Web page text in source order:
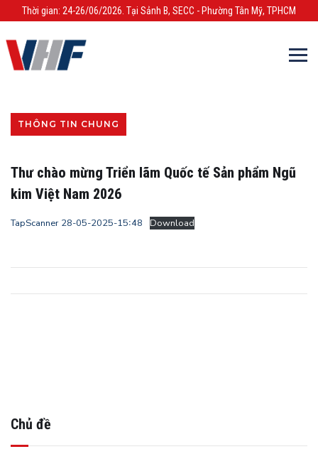
Thời gian: 24-26/06/2026. Tại Sảnh B, SECC - Phường Tân Mỹ, TPHCM
THÔNG TIN CHUNG
Thư chào mừng Triển lãm Quốc tế Sản phẩm Ngũ
kim Việt Nam 2026
TapScanner 28-05-2025-15꞉48 Download
Chủ đề